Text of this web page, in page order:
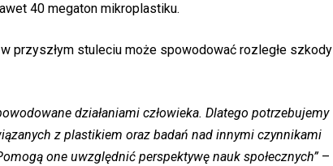
40 megaton mikroplastiku.
przyszłym stuleciu może spowodować rozległe szkody
działaniami człowieka. Dlatego potrzebujemy
z plastikiem oraz badań nad innymi czynnikami
one uwzględnić perspektywę nauk społecznych”–